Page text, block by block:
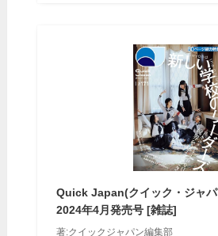
Quick Japan(クイック・ジャ
2024年4月発売号 [雑誌]
著:クイックジャパン編集部